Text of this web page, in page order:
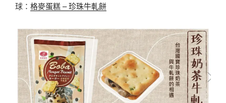
球： 格麥蛋糕 – 珍珠牛軋餅